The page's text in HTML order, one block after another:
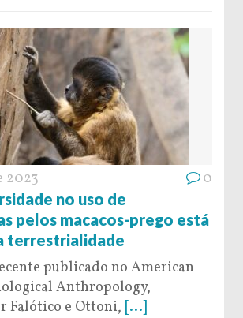
2023 0
no uso de
pelos macacos-prego está
terrestrialidade
publicado no American
Anthropology,
Falótico e Ottoni, [...]